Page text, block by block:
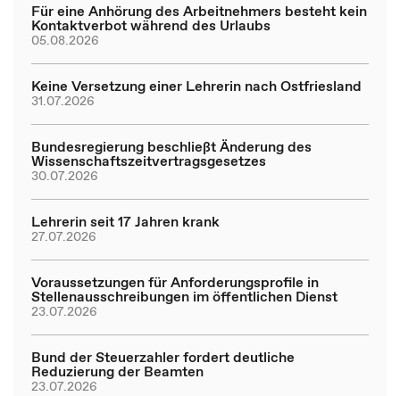
Für eine Anhörung des Arbeitnehmers besteht kein
Kontaktverbot während des Urlaubs
05.08.2026
Keine Versetzung einer Lehrerin nach Ostfriesland
31.07.2026
Bundesregierung beschließt Änderung des
Wissenschaftszeitvertragsgesetzes
30.07.2026
Lehrerin seit 17 Jahren krank
27.07.2026
Voraussetzungen für Anforderungsprofile in
Stellenausschreibungen im öffentlichen Dienst
23.07.2026
Bund der Steuerzahler fordert deutliche
Reduzierung der Beamten
23.07.2026